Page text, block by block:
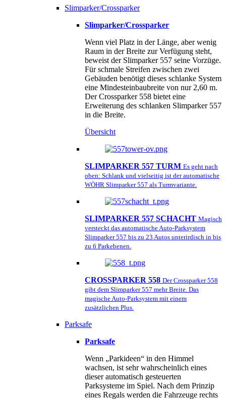
Slimparker/Crossparker
Slimparker/Crossparker
Wenn viel Platz in der Länge, aber wenig
Raum in der Breite zur Verfügung steht,
beweist der Slimparker 557 seine Vorzüge.
Für schmale Streifen zwischen zwei
Gebäuden benötigt dieses schlanke System
eine Mindesteinbaubreite von nur 2,60 m.
Der Crossparker 558 bietet eine
Erweiterung des schlanken Slimparker 557
in die Breite.
Übersicht
SLIMPARKER 557 TURM Es geht nach
oben: Schlank und vielseitig ist der automatische
WÖHR Slimparker 557 als Turmvariante.
SLIMPARKER 557 SCHACHT Magisch
versteckt das automatische Auto-Parksystem
Slimparker 557 bis zu 23 Autos unterirdisch in bis
zu 6 Parkebenen.
CROSSPARKER 558 Der Crossparker 558
gibt dem Slimparker 557 mehr Breite. Das
magische Auto-Parksystem mit einem
zusätzlichen Plus.
Parksafe
Parksafe
Wenn „Parkideen“ in den Himmel
wachsen, ist sehr wahrscheinlich eines
dieser automatisch gesteuerten
Parksysteme im Spiel. Nach dem Prinzip
eines Regals werden die Fahrzeuge rechts